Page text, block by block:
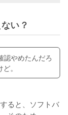
い？
認やめたんだろ
。
ると、ソフトバ